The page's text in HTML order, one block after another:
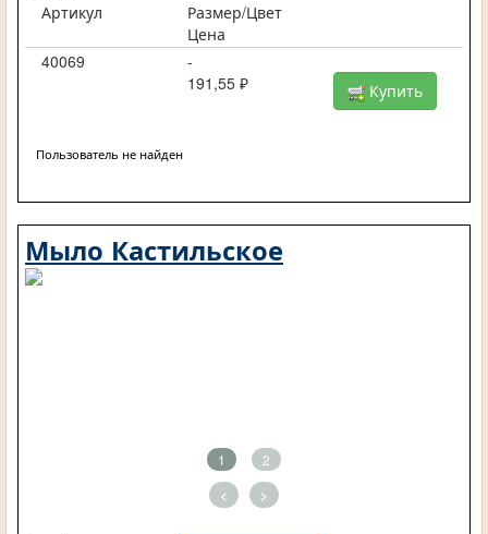
Артикул
Размер/Цвет
Цена
40069
-
191,55 ₽
Купить
Пользователь не найден
Мыло Кастильское
1 2
< >